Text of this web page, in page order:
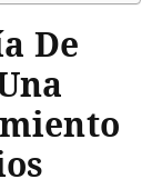
De